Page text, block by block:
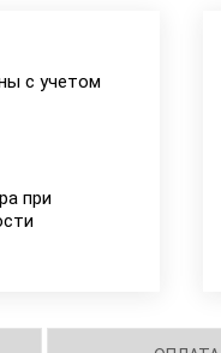
с учетом
при